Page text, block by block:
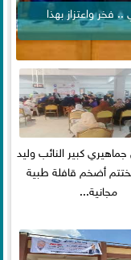
فخر واعتزاز بهذا
كبير النائب وليد
أضخم قافلة طبية
مجانية...